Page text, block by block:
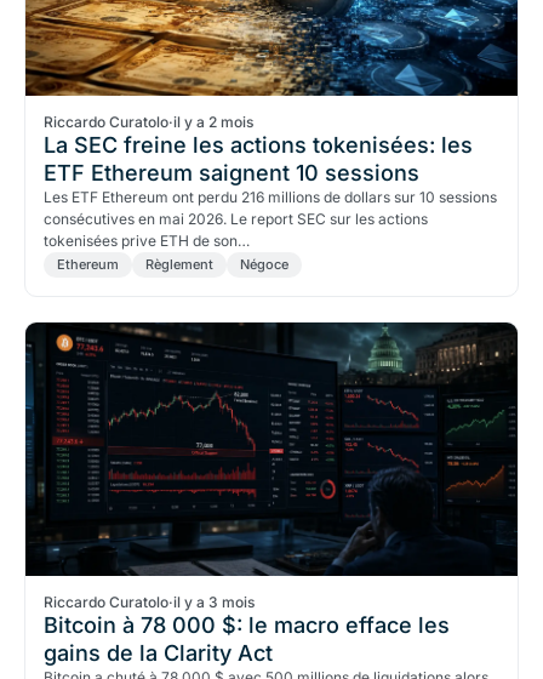
Riccardo Curatolo·il y a 2 mois
La SEC freine les actions tokenisées: les
ETF Ethereum saignent 10 sessions
Les ETF Ethereum ont perdu 216 millions de dollars sur 10 sessions
consécutives en mai 2026. Le report SEC sur les actions
tokenisées prive ETH de son…
Ethereum Règlement Négoce
Riccardo Curatolo·il y a 3 mois
Bitcoin à 78 000 $: le macro efface les
gains de la Clarity Act